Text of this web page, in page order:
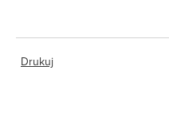
Drukuj